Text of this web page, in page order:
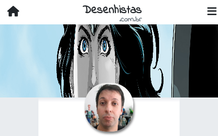
Desenhistas
.com.br